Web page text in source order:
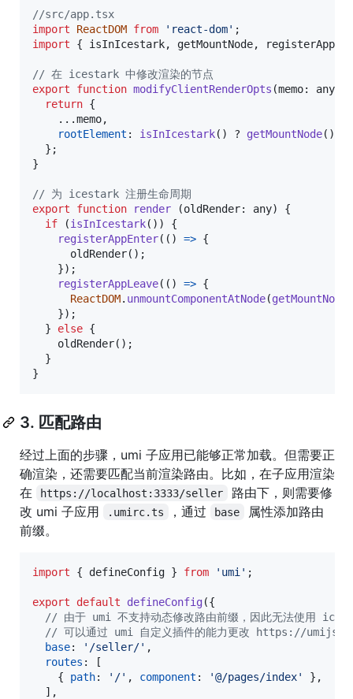
//src/app.tsx
import
ReactDOM from 'react-dom' ;
import
{ isInIcestark, getMountNode,
// 在 icestark 中修改渲染的节点
export
function modifyClientRenderOpts (memo: any
return {
    ...
memo,
rootElement : isInIcestark( ) ? getMountNode( )
} ;
}
// 为 icestark 注册生命周期
export
function render (oldRender: any)
{
if
(isInIcestark( ) )
{
registerAppEnter( ( ) => {
oldRender( ) ;
}) ;
registerAppLeave( ( ) => {
ReactDOM. unmountComponentAtNode(getMountNode
}) ;
}
else {
oldRender( ) ;
}
}
3. 匹配路由
经过上面的步骤，umi 子应用已能够正常加载。但需要正
确渲染，还需要匹配当前渲染路由。比如，在子应用渲染
在
https://localhost:3333/seller
路由下，则需要修
改 umi 子应用
.umirc.ts ，通过 base
属性添加路由
前缀。
import { defineConfig } from 'umi' ;
export default defineConfig({
// 由于 umi 不支持动态修改路由前缀，因此无法使用
// 可以通过 umi 自定义插件的能力更改 https://
base: '/seller/' ,
routes :
[
{
path: '/' , component : '@/pages/index' } ,
] ,